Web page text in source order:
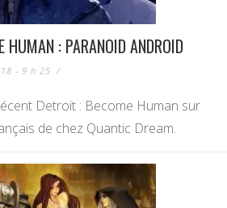
HUMAN : PARANOID ANDROID
- 9 h 25 /
Detroit : Become Human sur
de chez Quantic Dream.